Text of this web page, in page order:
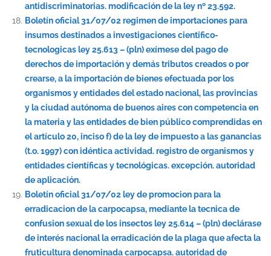
antidiscriminatorias. modificación de la ley nº 23.592.
Boletín oficial 31/07/02 regimen de importaciones para
insumos destinados a investigaciones cientifico-
tecnologicas ley 25.613 – (pln) exímese del pago de
derechos de importación y demás tributos creados o por
crearse, a la importación de bienes efectuada por los
organismos y entidades del estado nacional, las provincias
y la ciudad autónoma de buenos aires con competencia en
la materia y las entidades de bien público comprendidas en
el artículo 20, inciso f) de la ley de impuesto a las ganancias
(t.o. 1997) con idéntica actividad. registro de organismos y
entidades científicas y tecnológicas. excepción. autoridad
de aplicación.
Boletín oficial 31/07/02 ley de promocion para la
erradicacion de la carpocapsa, mediante la tecnica de
confusion sexual de los insectos ley 25.614 – (pln) declárase
de interés nacional la erradicación de la plaga que afecta la
fruticultura denominada carpocapsa. autoridad de